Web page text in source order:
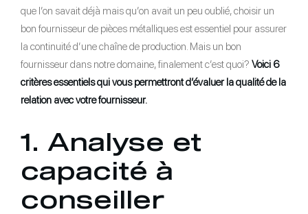
que l’on savait déjà mais qu’on avait un peu oublié, choisir un
bon fournisseur de pièces métalliques est essentiel pour assurer
la continuité d’une chaîne de production. Mais un bon
fournisseur dans notre domaine, finalement c’est quoi? Voici 6
critères essentiels qui vous permettront d’évaluer la qualité de la
relation avec votre fournisseur.
1. Analyse et
capacité à
conseiller